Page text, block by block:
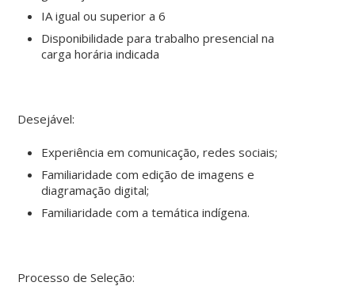
IA igual ou superior a 6
Disponibilidade para trabalho presencial na
carga horária indicada
Desejável:
Experiência em comunicação, redes sociais;
Familiaridade com edição de imagens e
diagramação digital;
Familiaridade com a temática indígena.
Processo de Seleção: